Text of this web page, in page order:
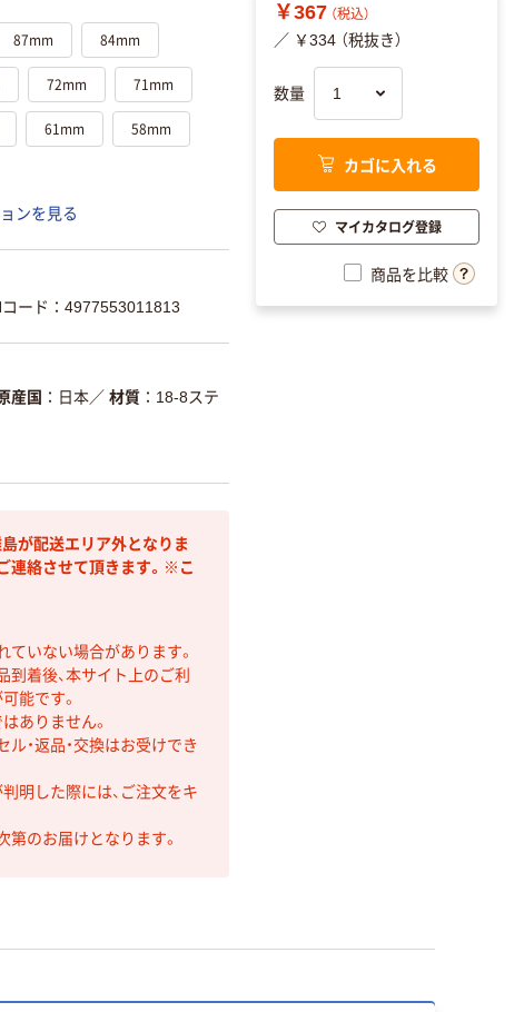
87mm 84mm
72mm 71mm
61mm 58mm
ンを見る
コード：4977553011813
産国 日本／ 材質
18-8ステ
が配送エリア外となりま
連絡させて頂きます。※こ
ていない場合があります。
到着後、本サイト上のご利
能です。
ありません。
・返品・交換はお受けでき
明した際には、ご注文をキ
第のお届けとなります。
￥367 （税込）
／ ￥334 （税抜き）
数量
カゴに入れる
マイカタログ登録
商品を比較